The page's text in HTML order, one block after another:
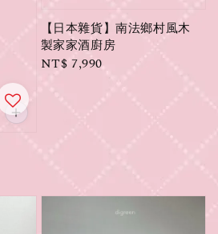
【日本雜貨】南法鄉村風木
製家家酒廚房
Regular
NT$ 7,990